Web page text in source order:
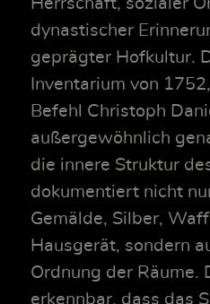
Herrschaft, sozialer
dynastischer
geprägter Hofkultur.
Inventarium von
Befehl Christoph
außergewöhnlich
die innere Struktur
dokumentiert nicht
Gemälde, Silber,
Hausgerät, sondern
Ordnung der Räume.
erkennbar, dass das